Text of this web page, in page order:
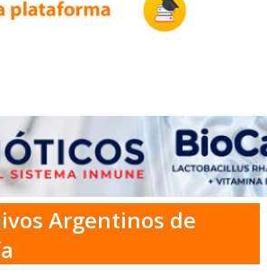
Argentinos de